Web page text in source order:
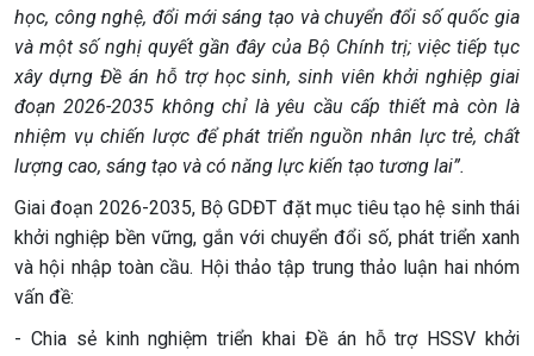
học, công nghệ, đổi mới sáng tạo và chuyển đổi số quốc gia
và một số nghị quyết gần đây của Bộ Chính trị; việc tiếp tục
xây dựng Đề án hỗ trợ học sinh, sinh viên khởi nghiệp giai
đoạn 2026-2035 không chỉ là yêu cầu cấp thiết mà còn là
nhiệm vụ chiến lược để phát triển nguồn nhân lực trẻ, chất
lượng cao, sáng tạo và có năng lực kiến tạo tương lai”.
Giai đoạn 2026-2035, Bộ GDĐT đặt mục tiêu tạo hệ sinh thái
khởi nghiệp bền vững, gắn với chuyển đổi số, phát triển xanh
và hội nhập toàn cầu. Hội thảo tập trung thảo luận hai nhóm
vấn đề:
- Chia sẻ kinh nghiệm triển khai Đề án hỗ trợ HSSV khởi